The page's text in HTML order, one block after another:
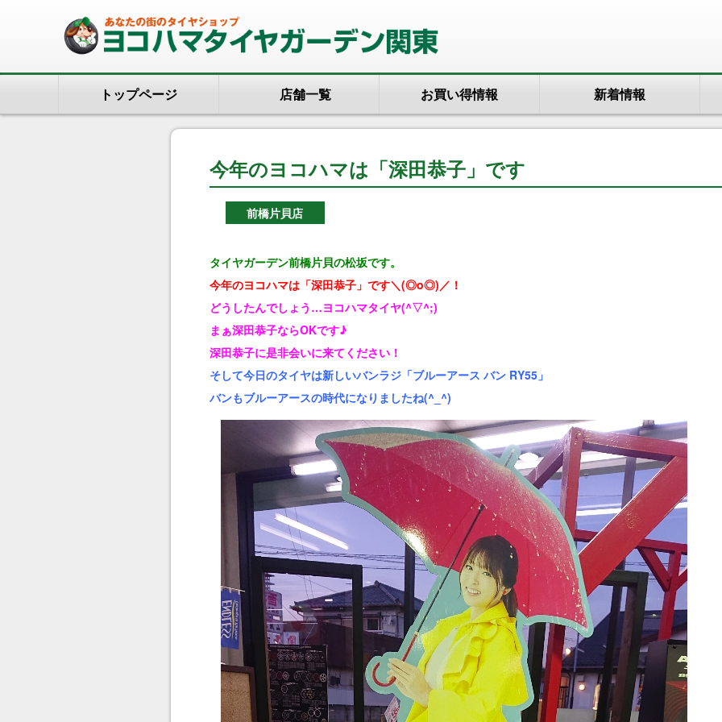
トップページ 店舗一覧 お買い得情報 新着情報
今年のヨコハマは「深田恭子」です
前橋片貝店
タイヤガーデン前橋片貝の松坂です。
今年のヨコハマは「深田恭子」です＼(◎o◎)／！
どうしたんでしょう…ヨコハマタイヤ(^▽^;)
まぁ深田恭子ならOKです♪
深田恭子に是非会いに来てください！
そして今日のタイヤは新しいバンラジ「ブルーアース バン RY55」
バンもブルーアースの時代になりましたね(^_^)